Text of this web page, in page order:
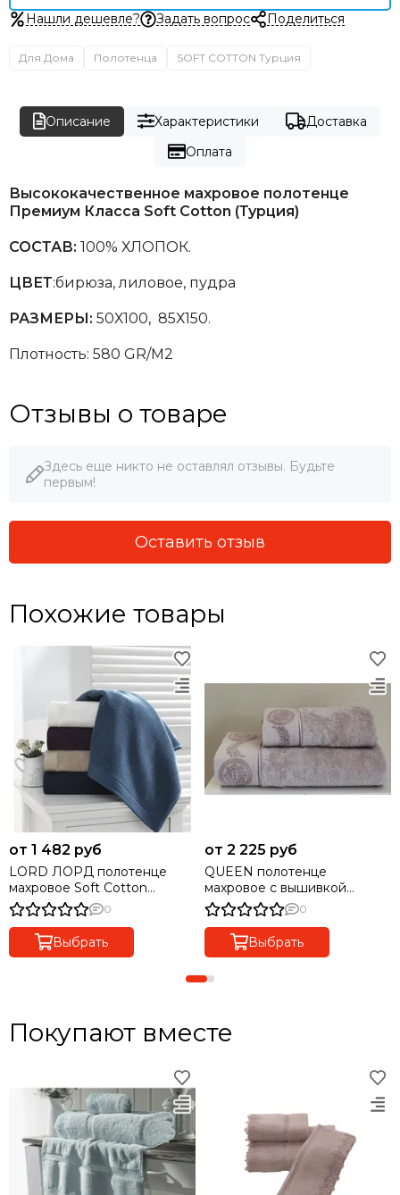
Нашли дешевле? Задать вопрос Поделиться
Для Дома Полотенца SOFT COTTON Турция
Описание Характеристики
Доставка
Оплата
Высококачественное махровое полотенце
Премиум Класса Soft Cotton (Турция)
СОСТАВ: 100% ХЛОПОК.
ЦВЕТ:бирюза, лиловое, пудра
РАЗМЕРЫ: 50Х100, 85Х150.
Плотность: 580 GR/M2
Отзывы о товаре
Здесь еще никто не оставлял отзывы. Будьте
первым!
Оставить отзыв
Похожие товары
от 1 482 руб
LORD ЛОРД полотенце
махровое Soft Cotton
(Турция)
0
Выбрать
от 2 225 руб
QUEEN полотенце
махровое с вышивкой
сиреневое
0
Выбрать
Покупают вместе